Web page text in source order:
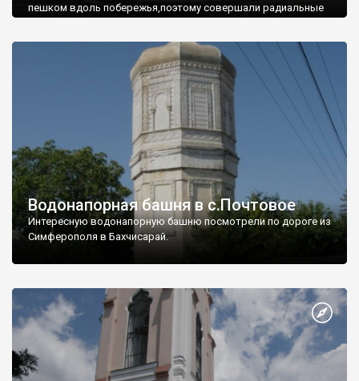
пешком вдоль побережья,поэтому совершали радиальные
Водонапорная башня в с.Почтовое
Интересную водонапорную башню посмотрели по дороге из
Симферополя в Бахчисарай.